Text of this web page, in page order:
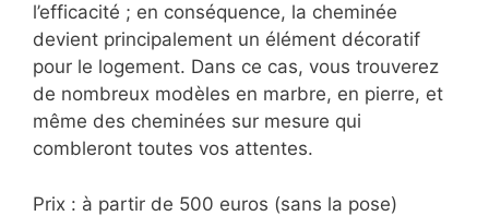
l’efficacité ; en conséquence, la cheminée
devient principalement un élément décoratif
pour le logement. Dans ce cas, vous trouverez
de nombreux modèles en marbre, en pierre, et
même des cheminées sur mesure qui
combleront toutes vos attentes.
Prix : à partir de 500 euros (sans la pose)